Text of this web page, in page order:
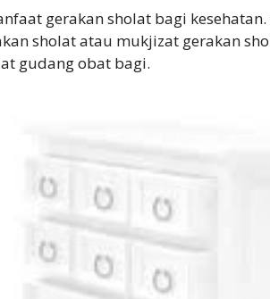
gerakan sholat bagi
sholat atau mukjizat gerakan
gudang obat bagi.